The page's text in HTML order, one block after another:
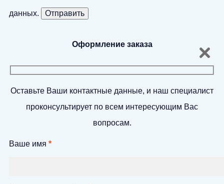
данных.
Оформление заказа
Оставьте Ваши контактные данные, и наш специалист
проконсультирует по всем интересующим Вас
вопросам.
Ваше имя *